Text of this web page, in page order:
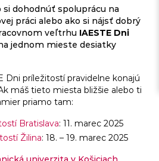
dohodnúť spoluprácu na
práci alebo ako si nájsť dobrý
veľtrhu IAESTE Dni
jednom mieste desiatky
Dni príležitostí pravidelne konajú
máš tieto miesta bližšie alebo ti
priamo tam:
Bratislava: 11. marec 2025
Žilina: 18. – 19. marec 2025